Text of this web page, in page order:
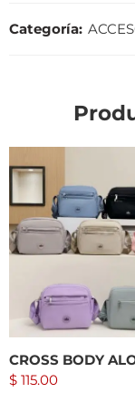
Categoría:
CROSS BODY
$ 115.00